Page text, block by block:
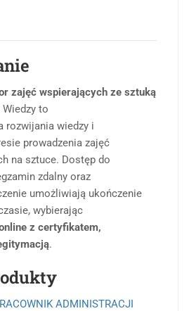
zajęć wspierających ze sztuką
to
rozwijania wiedzy i
prowadzenia zajęć
na sztuce. Dostęp do
zdalny oraz
umożliwiają ukończenie
wybierając
z certyfikatem,
.
ADMINISTRACJI